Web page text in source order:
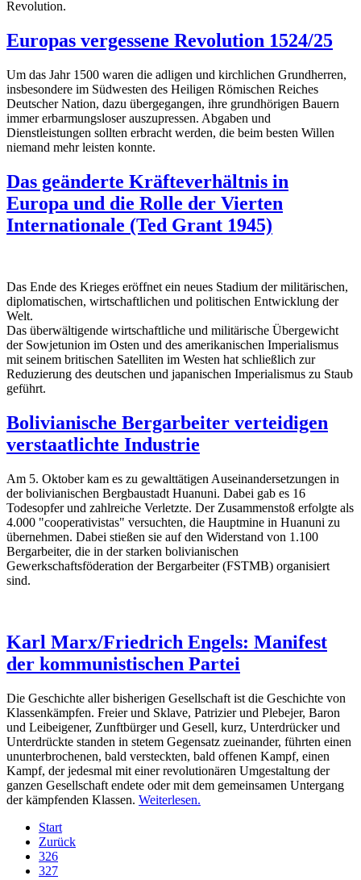
Revolution.
Europas vergessene Revolution 1524/25
Um das Jahr 1500 waren die adligen und kirchlichen Grundherren,
insbesondere im Südwesten des Heiligen Römischen Reiches
Deutscher Nation, dazu übergegangen, ihre grundhörigen Bauern
immer erbarmungsloser auszupressen. Abgaben und
Dienstleistungen sollten erbracht werden, die beim besten Willen
niemand mehr leisten konnte.
Das geänderte Kräfteverhältnis in
Europa und die Rolle der Vierten
Internationale (Ted Grant 1945)
Das Ende des Krieges eröffnet ein neues Stadium der militärischen,
diplomatischen, wirtschaftlichen und politischen Entwicklung der
Welt.
Das überwältigende wirtschaftliche und militärische Übergewicht
der Sowjetunion im Osten und des amerikanischen Imperialismus
mit seinem britischen Satelliten im Westen hat schließlich zur
Reduzierung des deutschen und japanischen Im­perialismus zu Staub
geführt.
Bolivianische Bergarbeiter verteidigen
verstaatlichte Industrie
Am 5. Oktober kam es zu gewalttätigen Auseinandersetzungen in
der bolivianischen Bergbaustadt Huanuni. Dabei gab es 16
Todesopfer und zahlreiche Verletzte. Der Zusammenstoß erfolgte als
4.000 "cooperativistas" versuchten, die Hauptmine in Huanuni zu
übernehmen. Dabei stießen sie auf den Widerstand von 1.100
Bergarbeiter, die in der starken bolivianischen
Gewerkschaftsföderation der Bergarbeiter (FSTMB) organisiert
sind.
Karl Marx/Friedrich Engels: Manifest
der kommunistischen Partei
Die Geschichte aller bisherigen Gesellschaft ist die Geschichte von
Klassenkämpfen. Freier und Sklave, Patrizier und Plebejer, Baron
und Leibeigener, Zunftbürger und Gesell, kurz, Unterdrücker und
Unterdrückte standen in stetem Gegensatz zueinander, führten einen
ununterbrochenen, bald versteckten, bald offenen Kampf, einen
Kampf, der jedesmal mit einer revolutionären Umgestaltung der
ganzen Gesellschaft endete oder mit dem gemeinsamen Untergang
der kämpfenden Klassen. Weiterlesen.
Start
Zurück
326
327